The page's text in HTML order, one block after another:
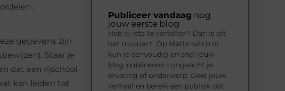
gegevens zijn
Staar je
dat een rijschool
kan leiden tot
Publiceer vandaag nog
jouw eerste blog
Heb jij iets te vertellen? Dan is dit
het moment. Op Mathmatch.nl
kun je eenvoudig en snel jouw
blog publiceren – ongeacht je
ervaring of onderwerp. Deel jouw
verhaal en bereik een publiek dat